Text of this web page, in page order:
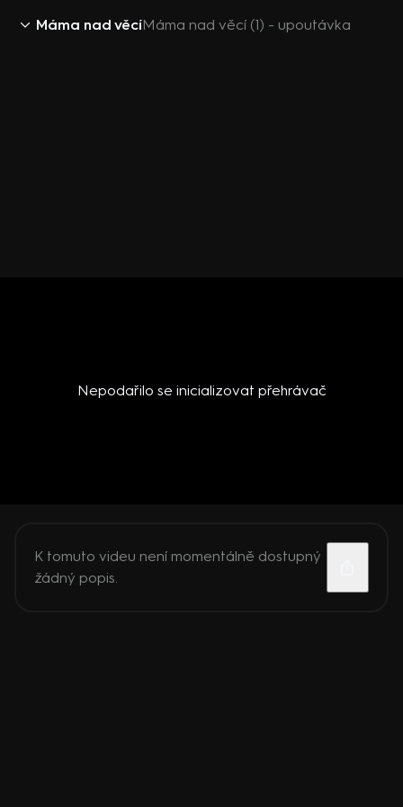
Máma nad věcíMáma nad věcí (1) - upoutávka
Nepodařilo se inicializovat přehrávač
K tomuto videu není momentálně dostupný
žádný popis.